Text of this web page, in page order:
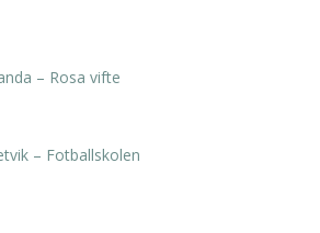
– Rosa vifte
– Fotballskolen